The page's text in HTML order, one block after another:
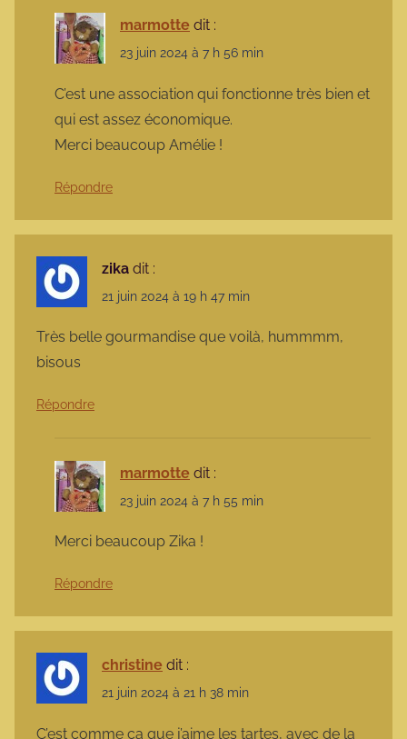
marmotte dit :
23 juin 2024 à 7 h 56 min
C’est une association qui fonctionne très bien et
qui est assez économique.
Merci beaucoup Amélie !
Répondre
zika dit :
21 juin 2024 à 19 h 47 min
Très belle gourmandise que voilà, hummmm,
bisous
Répondre
marmotte dit :
23 juin 2024 à 7 h 55 min
Merci beaucoup Zika !
Répondre
christine dit :
21 juin 2024 à 21 h 38 min
C’est comme ça que j’aime les tartes, avec de la